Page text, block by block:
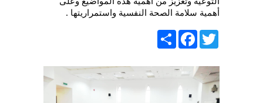
أهمية سلامة الصحة النفسية واستمراريتها .
Share
FacebookTwitter